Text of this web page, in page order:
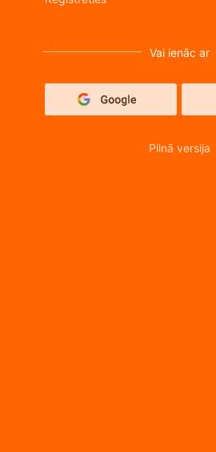
Vai ienāc ar
Pilnā versija